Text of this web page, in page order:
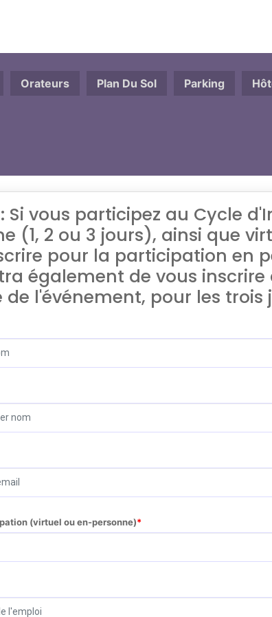
Orateurs Plan Du Sol Parking
: Si vous participez au Cycle
(1, 2 ou 3 jours), ainsi que
pour la participation en
également de vous
de l'événement, pour les trois
(virtuel ou en-personne)